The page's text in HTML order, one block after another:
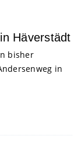
Häverstädt
bisher
in